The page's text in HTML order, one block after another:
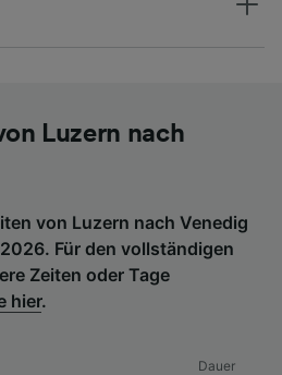
Luzern nach
von Luzern nach Venedig
Für den vollständigen
Zeiten oder Tage
hier.
Dauer